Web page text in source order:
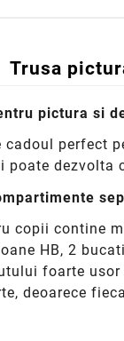
Trusa
pictura si
cadoul perfect
poate dezvolta
copii contine
HB, 2
foarte
deoarece